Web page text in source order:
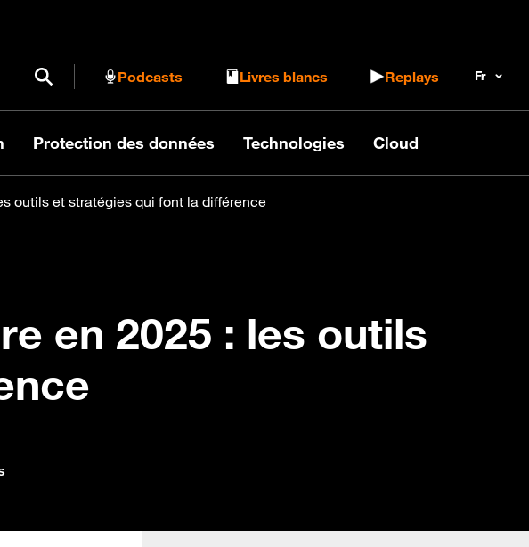
Ouvrir / Fermer le formulaire de recherche
Podcasts Livres blancs Replays
Protection des données Technologies Cloud
outils et stratégies qui font la différence
en 2025 : les outils